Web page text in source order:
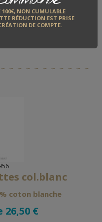
NON CUMULABLE
RÉDUCTION EST PRISE
DE COMPTE.
col.blanc
coton blanche
€